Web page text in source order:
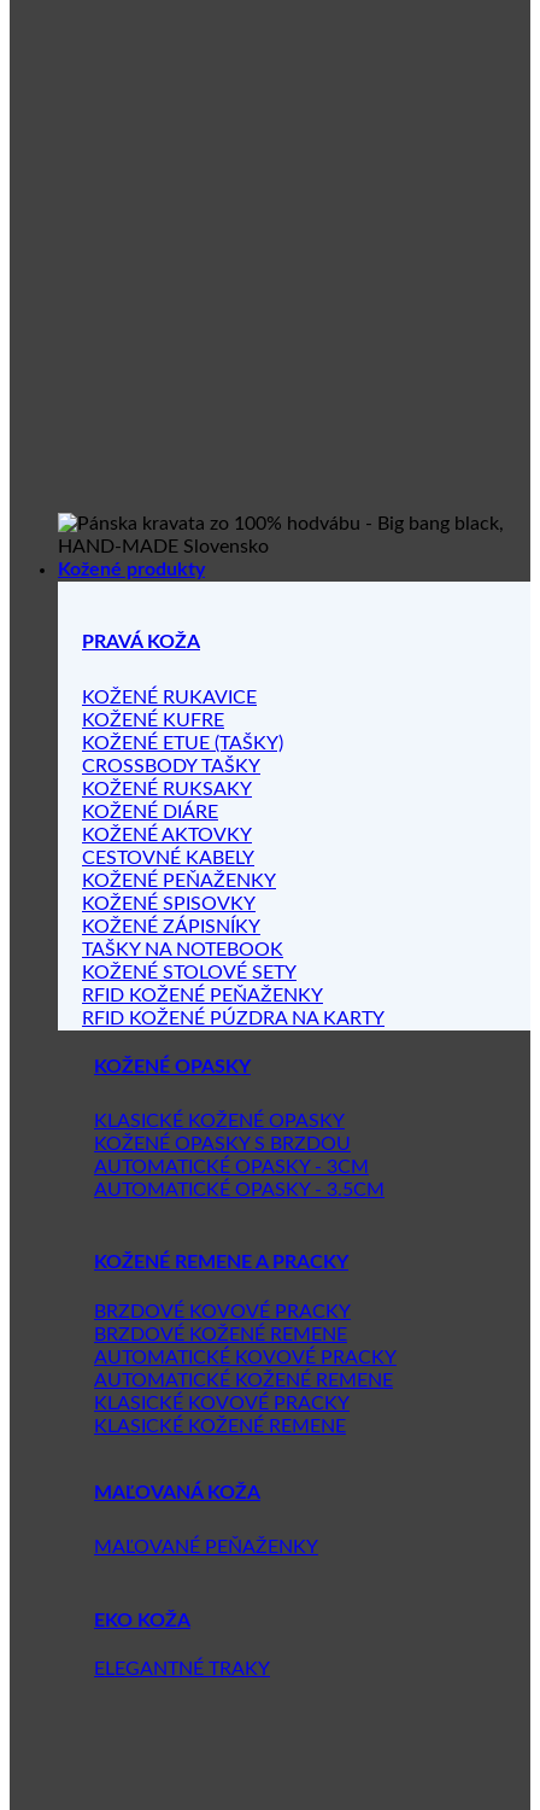
Kožené produkty
PRAVÁ KOŽA
KOŽENÉ RUKAVICE
KOŽENÉ KUFRE
KOŽENÉ ETUE (TAŠKY)
CROSSBODY TAŠKY
KOŽENÉ RUKSAKY
KOŽENÉ DIÁRE
KOŽENÉ AKTOVKY
CESTOVNÉ KABELY
KOŽENÉ PEŇAŽENKY
KOŽENÉ SPISOVKY
KOŽENÉ ZÁPISNÍKY
TAŠKY NA NOTEBOOK
KOŽENÉ STOLOVÉ SETY
RFID KOŽENÉ PEŇAŽENKY
RFID KOŽENÉ PÚZDRA NA KARTY
KOŽENÉ OPASKY
KLASICKÉ KOŽENÉ OPASKY
KOŽENÉ OPASKY S BRZDOU
AUTOMATICKÉ OPASKY - 3CM
AUTOMATICKÉ OPASKY - 3.5CM
KOŽENÉ REMENE A PRACKY
BRZDOVÉ KOVOVÉ PRACKY
BRZDOVÉ KOŽENÉ REMENE
AUTOMATICKÉ KOVOVÉ PRACKY
AUTOMATICKÉ KOŽENÉ REMENE
KLASICKÉ KOVOVÉ PRACKY
KLASICKÉ KOŽENÉ REMENE
MAĽOVANÁ KOŽA
MAĽOVANÉ PEŇAŽENKY
EKO KOŽA
ELEGANTNÉ TRAKY